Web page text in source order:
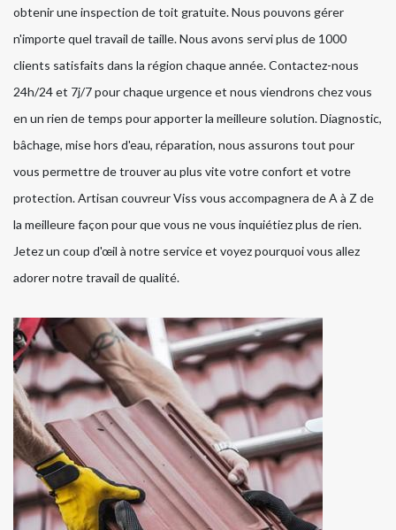
obtenir une inspection de toit gratuite. Nous pouvons gérer
n'importe quel travail de taille. Nous avons servi plus de 1000
clients satisfaits dans la région chaque année. Contactez-nous
24h/24 et 7j/7 pour chaque urgence et nous viendrons chez vous
en un rien de temps pour apporter la meilleure solution. Diagnostic,
bâchage, mise hors d'eau, réparation, nous assurons tout pour
vous permettre de trouver au plus vite votre confort et votre
protection. Artisan couvreur Viss vous accompagnera de A à Z de
la meilleure façon pour que vous ne vous inquiétiez plus de rien.
Jetez un coup d'œil à notre service et voyez pourquoi vous allez
adorer notre travail de qualité.